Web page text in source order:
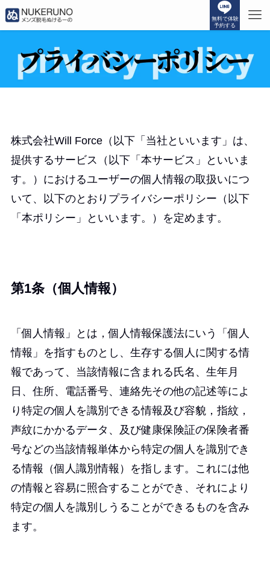
無料で体験
予約する
株式会社Will Force（以下「当社といいます」は、
提供するサービス（以下「本サービス」といいま
す。）におけるユーザーの個人情報の取扱いにつ
いて、以下のとおりプライバシーポリシー（以下
「本ポリシー」といいます。）を定めます。
第1条（個人情報）
「個人情報」とは，個人情報保護法にいう「個人
情報」を指すものとし、生存する個人に関する情
報であって、当該情報に含まれる氏名、生年月
日、住所、電話番号、連絡先その他の記述等によ
り特定の個人を識別できる情報及び容貌，指紋，
声紋にかかるデータ、及び健康保険証の保険者番
号などの当該情報単体から特定の個人を識別でき
る情報（個人識別情報）を指します。これには他
の情報と容易に照合することができ、それにより
特定の個人を識別しうることができるものを含み
ます。